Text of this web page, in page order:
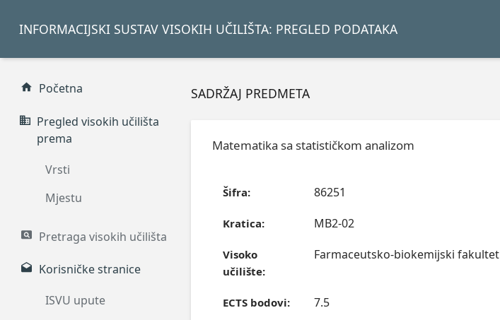
INFORMACIJSKI SUSTAV VISOKIH UČILIŠTA: PREGLED PODATAKA
Početna
Pregled visokih učilišta
prema
Vrsti
Mjestu
Pretraga visokih učilišta
Korisničke stranice
ISVU upute
SADRŽAJ PREDMETA
Matematika sa statističkom analizom
Šifra: 86251
Kratica: MB2-02
Visoko
učilište:
Farmaceutsko-biokemijski fakultet
ECTS bodovi: 7.5